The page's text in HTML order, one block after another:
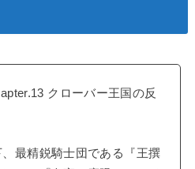
クローバー王国の反
最精鋭騎士団である『王撰